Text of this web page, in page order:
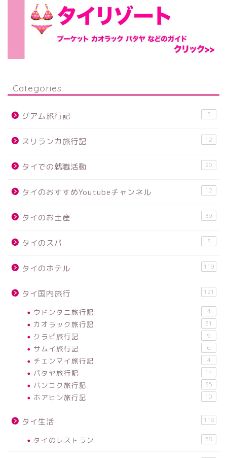
Categories
グアム旅行記 3
スリランカ旅行記 12
タイでの就職活動 20
タイのおすすめYoutubeチャンネル 12
タイのお土産 39
タイのスパ 3
タイのホテル 119
タイ国内旅行 121
ウドンタニ旅行記 4
カオラック旅行記 31
クラビ旅行記 9
サムイ旅行記 6
チェンマイ旅行記 4
パタヤ旅行記 14
バンコク旅行記 35
ホアヒン旅行記 10
タイ生活 118
タイのレストラン 58